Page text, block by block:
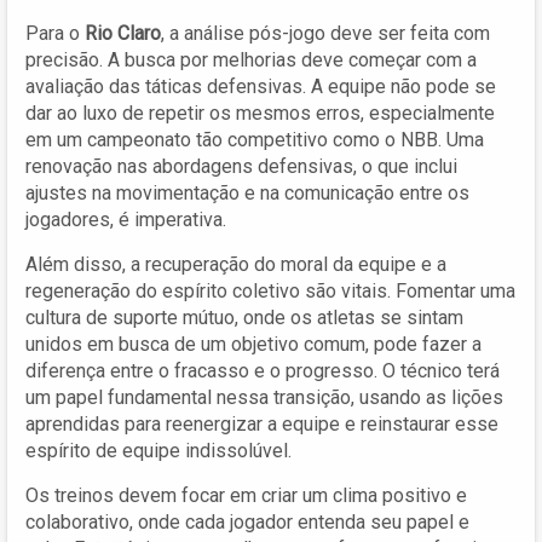
Para o Rio Claro, a análise pós-jogo deve ser feita com
precisão. A busca por melhorias deve começar com a
avaliação das táticas defensivas. A equipe não pode se
dar ao luxo de repetir os mesmos erros, especialmente
em um campeonato tão competitivo como o NBB. Uma
renovação nas abordagens defensivas, o que inclui
ajustes na movimentação e na comunicação entre os
jogadores, é imperativa.
Além disso, a recuperação do moral da equipe e a
regeneração do espírito coletivo são vitais. Fomentar uma
cultura de suporte mútuo, onde os atletas se sintam
unidos em busca de um objetivo comum, pode fazer a
diferença entre o fracasso e o progresso. O técnico terá
um papel fundamental nessa transição, usando as lições
aprendidas para reenergizar a equipe e reinstaurar esse
espírito de equipe indissolúvel.
Os treinos devem focar em criar um clima positivo e
colaborativo, onde cada jogador entenda seu papel e